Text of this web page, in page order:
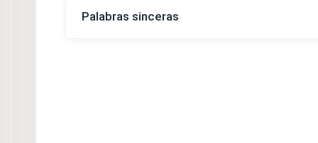
Palabras sinceras